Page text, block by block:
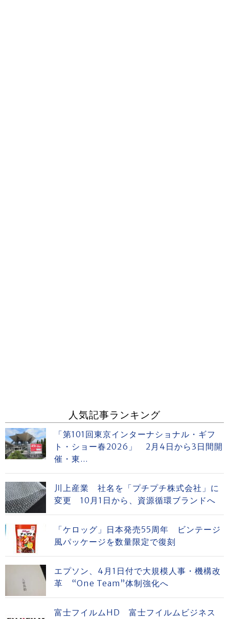
人気記事ランキング
「第101回東京インターナショナル・ギフ
ト・ショー春2026」 2月4日から3日間開
催・東...
川上産業 社名を「プチプチ株式会社」に
変更 10月1日から、資源循環ブランドへ
「ケロッグ」日本発売55周年 ビンテージ
風パッケージを数量限定で復刻
エプソン、4月1日付で大規模人事・機構改
革 “One Team”体制強化へ
富士フイルムHD 富士フイルムビジネス